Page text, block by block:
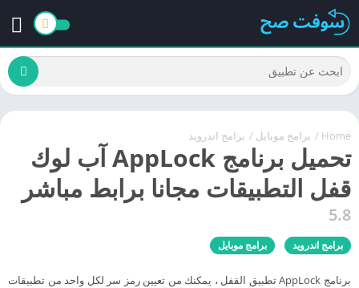
Home
/ برامج موبايل / برامج اندرويد
تحميل برنامج AppLock آب لوك
قفل التطبيقات مجانا برابط مباشر
5.8
برامج اندرويد برامج موبايل
برنامج AppLock تطبيق القفل ، يمكنك من تعيين رمز سر لكل واحد من تطبيقات